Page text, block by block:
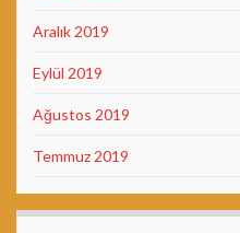
Aralık 2019
Eylül 2019
Ağustos 2019
Temmuz 2019